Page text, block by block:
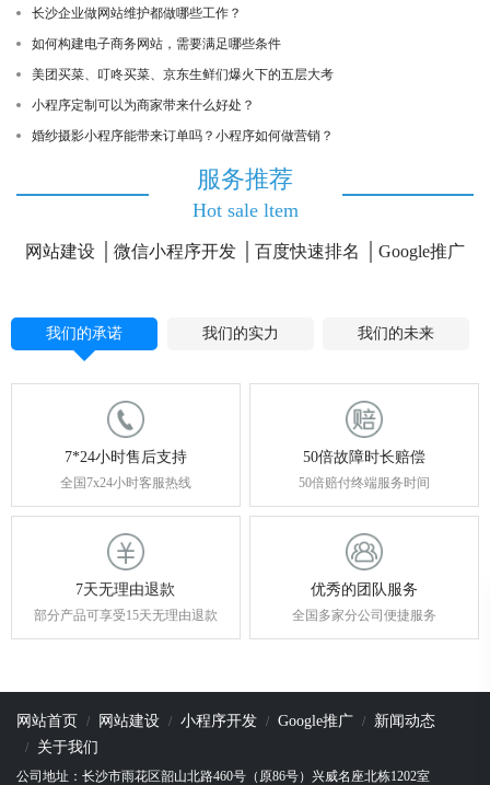
长沙企业做网站维护都做哪些工作？
如何构建电子商务网站，需要满足哪些条件
美团买菜、叮咚买菜、京东生鲜们爆火下的五层大考
小程序定制可以为商家带来什么好处？
婚纱摄影小程序能带来订单吗？小程序如何做营销？
服务推荐
Hot sale ltem
网站建设 微信小程序开发 百度快速排名 Google推广
我们的承诺 我们的实力 我们的未来
7*24小时售后支持
全国7x24小时客服热线
50倍故障时长赔偿
50倍赔付终端服务时间
7天无理由退款
部分产品可享受15天无理由退款
优秀的团队服务
全国多家分公司便捷服务
网站首页 网站建设 小程序开发 Google推广
新闻动态
关于我们
公司地址：长沙市雨花区韶山北路460号（原86号）兴威名座北栋1202室